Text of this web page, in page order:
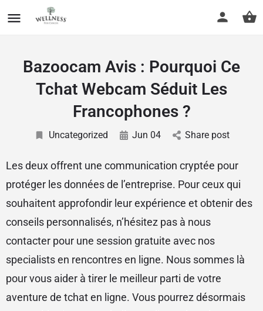
Bazoocam Avis : Pourquoi Ce
Tchat Webcam Séduit Les
Francophones ?
Uncategorized Jun 04 Share post
Les deux offrent une communication cryptée pour
protéger les données de l’entreprise. Pour ceux qui
souhaitent approfondir leur expérience et obtenir des
conseils personnalisés, n’hésitez pas à nous
contacter pour une session gratuite avec nos
specialists en rencontres en ligne. Nous sommes là
pour vous aider à tirer le meilleur parti de votre
aventure de tchat en ligne. Vous pourrez désormais